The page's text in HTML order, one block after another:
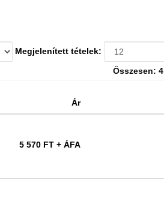
Megjelenített tételek:
Összesen: 4
Ár
5 570 FT + ÁFA